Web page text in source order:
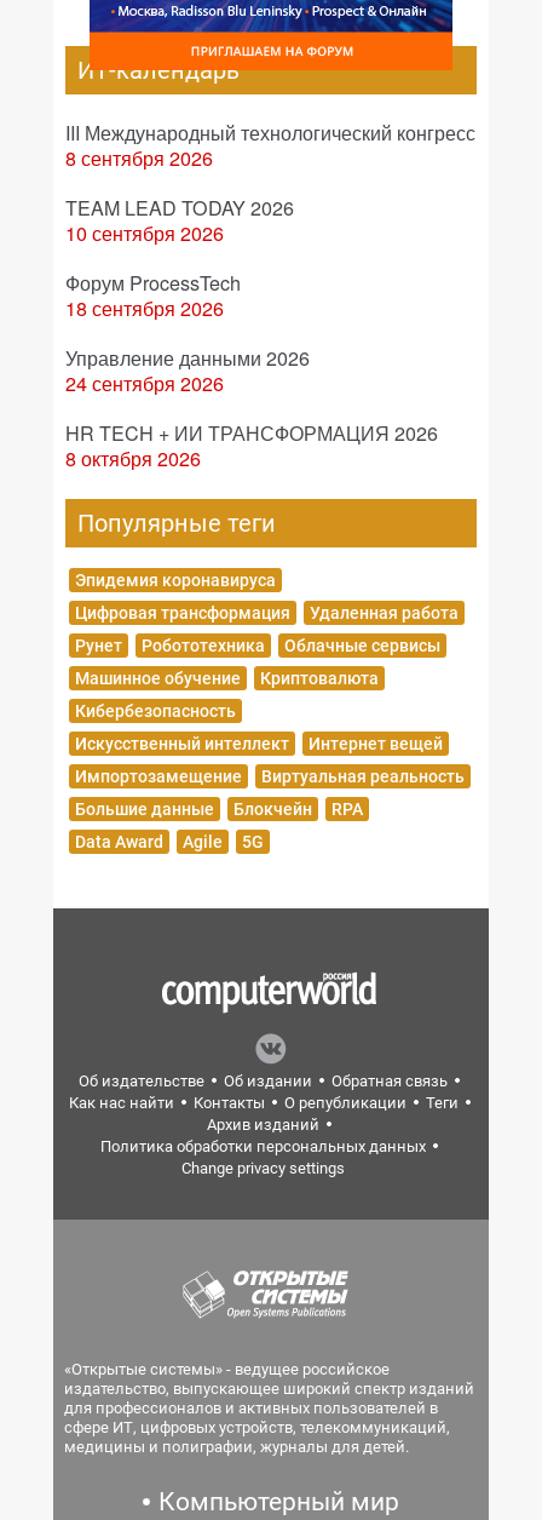
ИТ-календарь
III Международный технологический конгресс
8 сентября 2026
TEAM LEAD TODAY 2026
10 сентября 2026
Форум ProcessTech
18 сентября 2026
Управление данными 2026
24 сентября 2026
HR TECH + ИИ ТРАНСФОРМАЦИЯ 2026
8 октября 2026
Популярные теги
Эпидемия коронавируса
Цифровая трансформация
Удаленная работа
Рунет
Робототехника
Облачные сервисы
Машинное обучение
Криптовалюта
Кибербезопасность
Искусственный интеллект
Интернет вещей
Импортозамещение
Виртуальная реальность
Большие данные
Блокчейн
RPA
Data Award
Agile 5G
Об издательстве Об издании
Обратная связь
Как нас найти
Контакты О републикации
Теги
Архив изданий
Политика обработки персональных данных
Change privacy settings
«Открытые системы» - ведущее российское
издательство, выпускающее широкий спектр изданий
для профессионалов и активных пользователей в
сфере ИТ, цифровых устройств, телекоммуникаций,
медицины и полиграфии, журналы для детей.
Компьютерный мир